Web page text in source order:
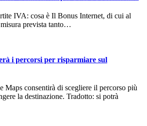
IVA: cosa è Il Bonus Internet, di cui al
prevista tanto…
i percorsi per risparmiare sul
Maps consentirà di scegliere il percorso più
la destinazione. Tradotto: si potrà